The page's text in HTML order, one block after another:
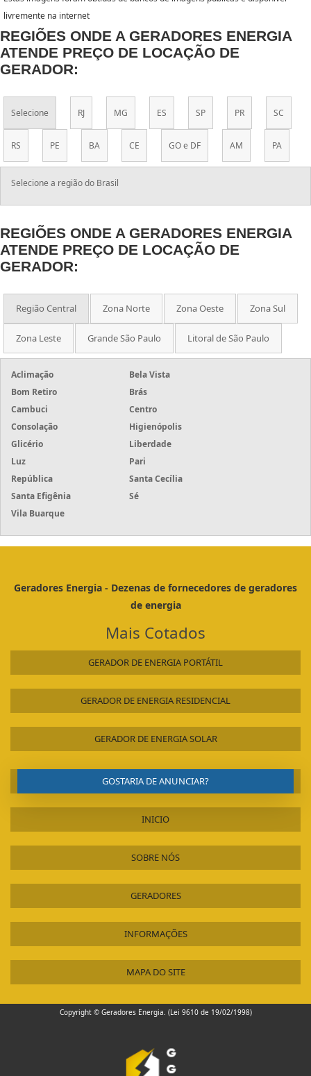
livremente na internet
REGIÕES ONDE A GERADORES ENERGIA
ATENDE PREÇO DE LOCAÇÃO DE
GERADOR:
Selecione RJ MG ES SP PR SC
RS PE BA CE GO e DF AM PA
Selecione a região do Brasil
REGIÕES ONDE A GERADORES ENERGIA
ATENDE PREÇO DE LOCAÇÃO DE
GERADOR:
Região Central Zona Norte Zona Oeste Zona Sul
Zona Leste Grande São Paulo Litoral de São Paulo
Aclimação
Bela Vista
Bom Retiro
Brás
Cambuci
Centro
Consolação
Higienópolis
Glicério
Liberdade
Luz
Pari
República
Santa Cecília
Santa Efigênia
Sé
Vila Buarque
Geradores Energia - Dezenas de fornecedores de geradores
de energia
Mais Cotados
GERADOR DE ENERGIA PORTÁTIL
GERADOR DE ENERGIA RESIDENCIAL
GERADOR DE ENERGIA SOLAR
GOSTARIA DE ANUNCIAR?
INICIO
SOBRE NÓS
GERADORES
INFORMAÇÕES
MAPA DO SITE
Copyright © Geradores Energia. (Lei 9610 de 19/02/1998)